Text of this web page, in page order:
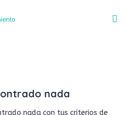
nada
nada con tus criterios de